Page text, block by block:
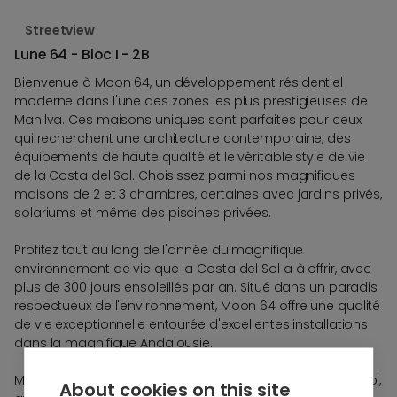
Streetview
Lune 64 - Bloc I - 2B
Bienvenue à Moon 64, un développement résidentiel
moderne dans l'une des zones les plus prestigieuses de
Manilva. Ces maisons uniques sont parfaites pour ceux
qui recherchent une architecture contemporaine, des
équipements de haute qualité et le véritable style de vie
de la Costa del Sol. Choisissez parmi nos magnifiques
maisons de 2 et 3 chambres, certaines avec jardins privés,
solariums et même des piscines privées.
Profitez tout au long de l'année du magnifique
environnement de vie que la Costa del Sol a à offrir, avec
plus de 300 jours ensoleillés par an. Situé dans un paradis
respectueux de l'environnement, Moon 64 offre une qualité
de vie exceptionnelle entourée d'excellentes installations
dans la magnifique Andalousie.
Moon 64 est idéalement situé au cœur de la Costa del Sol,
About cookies on this site